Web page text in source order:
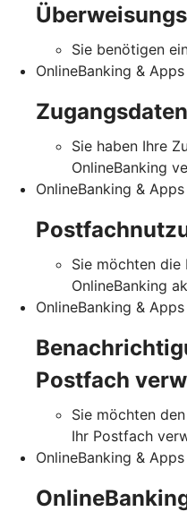
Sie benötigen
OnlineBanking & Apps
Sie haben Ihre
OnlineBanking
OnlineBanking & Apps
Sie möchten die
OnlineBanking
OnlineBanking & Apps
Postfach
Sie möchten
Ihr Postfach
OnlineBanking & Apps